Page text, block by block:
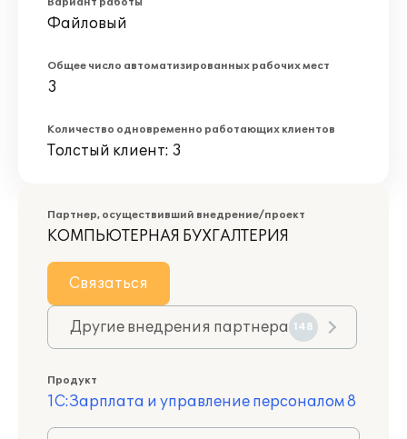
Файловый
Общее число автоматизированных рабочих мест
3
Количество одновременно работающих клиентов
Толстый клиент: 3
Партнер, осуществивший внедрение/проект
КОМПЬЮТЕРНАЯ БУХГАЛТЕРИЯ
Связаться
Другие внедрения партнера 148
Продукт
1С:Зарплата и управление персоналом 8